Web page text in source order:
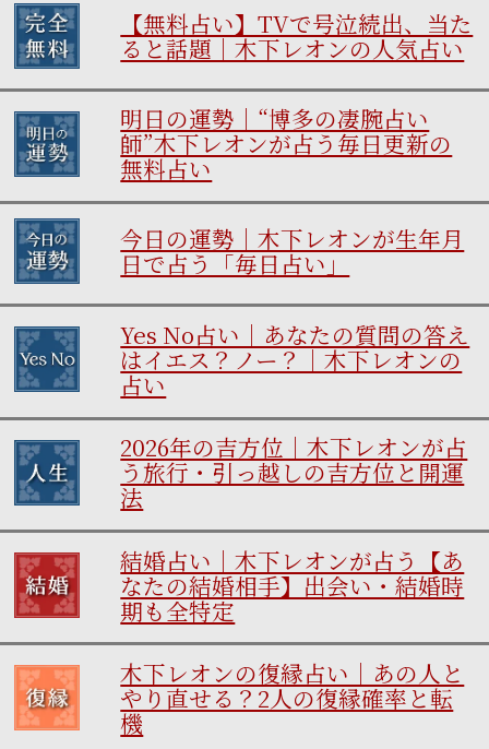
【無料占い】TVで号泣続出、当た
ると話題｜木下レオンの人気占い
明日の運勢｜“博多の凄腕占い
師”木下レオンが占う毎日更新の
無料占い
今日の運勢｜木下レオンが生年月
日で占う「毎日占い」
Yes No占い｜あなたの質問の答え
はイエス？ノー？｜木下レオンの
占い
2026年の吉方位｜木下レオンが占
う旅行・引っ越しの吉方位と開運
法
結婚占い｜木下レオンが占う【あ
なたの結婚相手】出会い・結婚時
期も全特定
木下レオンの復縁占い｜あの人と
やり直せる？2人の復縁確率と転
機